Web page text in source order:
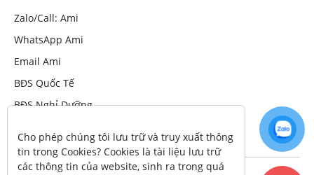
Zalo/Call: Ami
WhatsApp Ami
Email Ami
BĐS Quốc Tế
BĐS Nghỉ Dưỡng
Cho phép chúng tôi lưu trữ và truy xuất thông
tin trong Cookies? Cookies là tài liệu lưu trữ
các thông tin của website, sinh ra trong quá